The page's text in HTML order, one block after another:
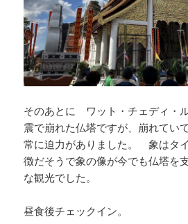
そのあとに ワット・チェディ・
震で崩れた仏塔ですが、崩れてい
常に迫力がありました。 象はタ
徴だそうで象の像が今でも仏塔
な観光でした。
昼食後チェックイン。